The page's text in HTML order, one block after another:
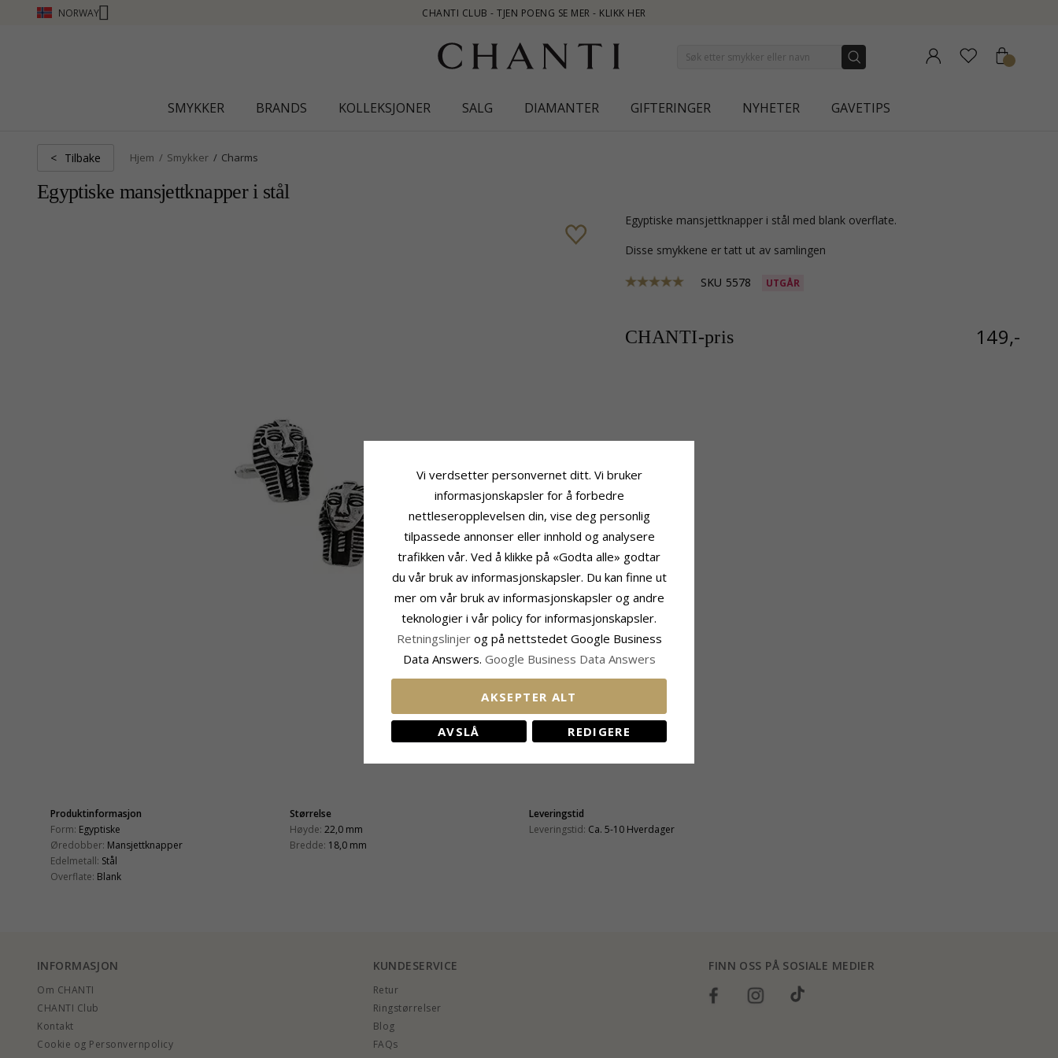
NORWAY CHANTI CLUB - TJEN POENG SE MER - KLIKK HER
SMYKKER BRANDS KOLLEKSJONER SALG DIAMANTER GIFTERINGER NYHETER GAVETIPS
< Tilbake Hjem Smykker Charms
Egyptiske mansjettknapper i stål
egyptiske mansjettknapper i stål med blank overflate.
Disse smykkene er tatt ut av samlingen
SKU 5578 UTGÅR
CHANTI-pris 149,-
Produktinformasjon
Form: Egyptiske
Øredobber: Mansjettknapper
Edelmetall: Stål
Overflate: Blank
Størrelse
Høyde: 22,0 mm
Bredde: 18,0 mm
Leveringstid
Leveringstid: Ca. 5-10 Hverdager
INFORMASJON
Om CHANTI
CHANTI Club
Kontakt
Cookie og Personvernpolicy
KUNDESERVICE
Retur
Ringstørrelser
Blog
FAQs
FINN OSS PÅ SOSIALE MEDIER
Vi verdsetter personvernet ditt. Vi bruker
informasjonskapsler for å forbedre
nettleseropplevelsen din, vise deg personlig
tilpassede annonser eller innhold og analysere
trafikken vår. Ved å klikke på «Godta alle» godtar
du vår bruk av informasjonskapsler. Du kan finne ut
mer om vår bruk av informasjonskapsler og andre
teknologier i vår policy for informasjonskapsler.
Retningslinjer og på nettstedet Google Business
Data Answers. Google Business Data Answers
AKSEPTER ALT
AVSLÅ REDIGERE